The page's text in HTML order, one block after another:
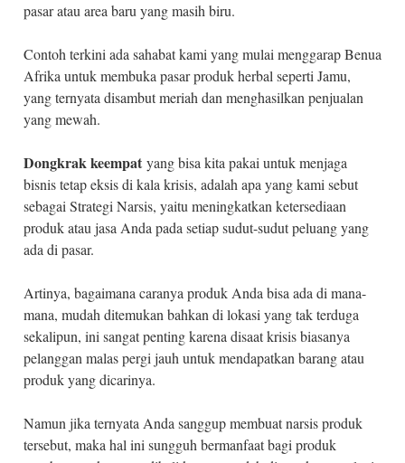
pasar atau area baru yang masih biru.
Contoh terkini ada sahabat kami yang mulai menggarap Benua
Afrika untuk membuka pasar produk herbal seperti Jamu,
yang ternyata disambut meriah dan menghasilkan penjualan
yang mewah.
Dongkrak keempat yang bisa kita pakai untuk menjaga
bisnis tetap eksis di kala krisis, adalah apa yang kami sebut
sebagai Strategi Narsis, yaitu meningkatkan ketersediaan
produk atau jasa Anda pada setiap sudut-sudut peluang yang
ada di pasar.
Artinya, bagaimana caranya produk Anda bisa ada di mana-
mana, mudah ditemukan bahkan di lokasi yang tak terduga
sekalipun, ini sangat penting karena disaat krisis biasanya
pelanggan malas pergi jauh untuk mendapatkan barang atau
produk yang dicarinya.
Namun jika ternyata Anda sanggup membuat narsis produk
tersebut, maka hal ini sungguh bermanfaat bagi produk